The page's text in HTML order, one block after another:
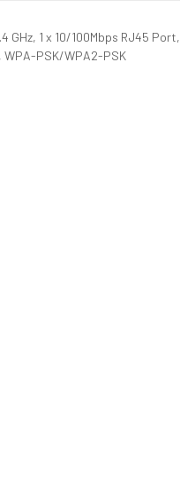
GHz, 1 x 10/100Mbps RJ45 Port,
WPA-PSK/WPA2-PSK